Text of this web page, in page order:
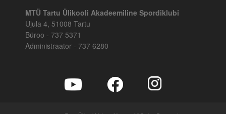
MTÜ Tartu Ülikooli Akadeemiline Spordiklubi
Ujula 4, 51008 Tartu
Büroo - 737 5371
Administraator - 737 6280